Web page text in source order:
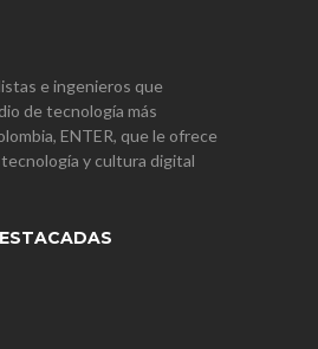
e ingenieros que
de tecnología más
ENTER, que le ofrece
y cultura digital